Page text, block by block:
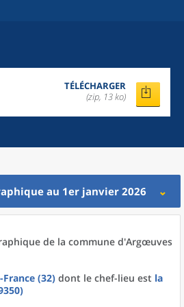
TÉLÉCHARGER
(zip, 13 ko)
au 1er janvier 2026
de la commune d'Argœuves
(32) dont le chef-lieu est la